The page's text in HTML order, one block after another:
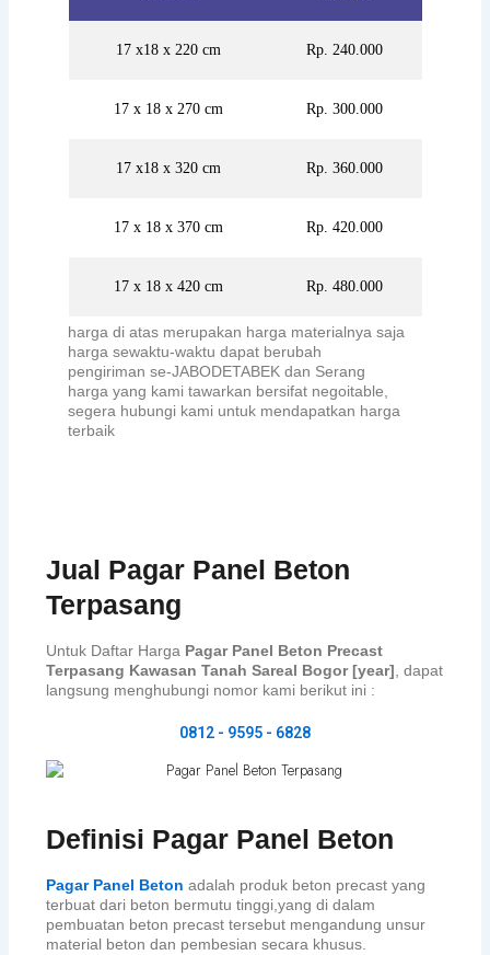
17 x18 x 220 cm Rp. 240.000
17 x 18 x 270 cm Rp. 300.000
17 x18 x 320 cm Rp. 360.000
17 x 18 x 370 cm Rp. 420.000
17 x 18 x 420 cm Rp. 480.000
harga di atas merupakan harga materialnya saja
harga sewaktu-waktu dapat berubah
pengiriman se-JABODETABEK dan Serang
harga yang kami tawarkan bersifat negoitable,
segera hubungi kami untuk mendapatkan harga
terbaik
Jual Pagar Panel Beton
Terpasang
Untuk Daftar Harga Pagar Panel Beton Precast
Terpasang Kawasan Tanah Sareal Bogor [year], dapat
langsung menghubungi nomor kami berikut ini :
0812 - 9595 - 6828
Definisi Pagar Panel Beton
Pagar Panel Betonadalah produk beton precast yang
terbuat dari beton bermutu tinggi,yang di dalam
pembuatan beton precast tersebut mengandung unsur
material beton dan pembesian secara khusus.